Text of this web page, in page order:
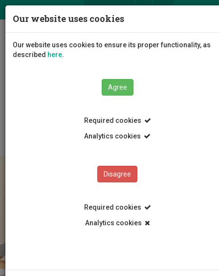
Registration - National Exams entrance
Our website uses cookies
Our website uses cookies to ensure its proper functionality, as
described here.
Agree
Required cookies
Analytics cookies
Disagree
Required cookies
Analytics cookies